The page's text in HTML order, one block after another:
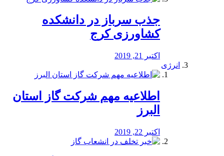
جذب سرباز در دانشکده
کشاورزی کرج
اکتبر 21, 2019
انرژی
️اطلاعیه مهم شرکت گاز استان
البرز
اکتبر 22, 2019